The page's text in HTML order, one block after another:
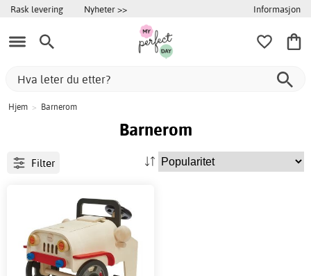
Rask levering Nyheter >> Informasjon
Hjem > Barnerom
Barnerom
Filter